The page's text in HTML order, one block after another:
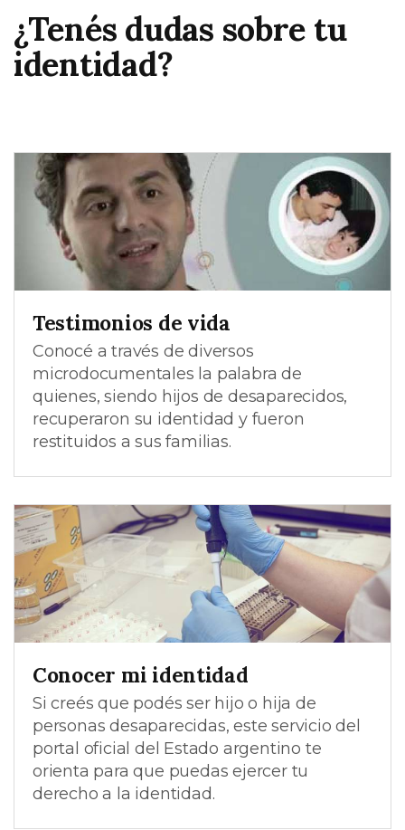
¿Tenés dudas sobre tu
identidad?
Testimonios de vida
Conocé a través de diversos
microdocumentales la palabra de
quienes, siendo hijos de desaparecidos,
recuperaron su identidad y fueron
restituidos a sus familias.
Conocer mi identidad
Si creés que podés ser hijo o hija de
personas desaparecidas, este servicio del
portal oficial del Estado argentino te
orienta para que puedas ejercer tu
derecho a la identidad.